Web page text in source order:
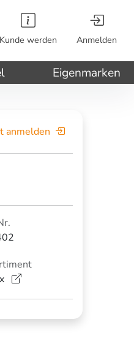
Kunde werden Anmelden
Eigenmarken
anmelden